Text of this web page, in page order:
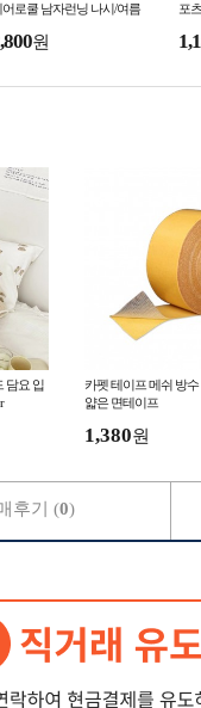
어로쿨 남자런닝 나시/여름
원
포
담요 입
카펫 테이프 메쉬 방
얇은 면테이프
1,380원
후기 (0)